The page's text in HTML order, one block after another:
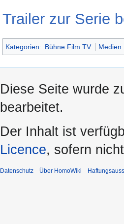
Trailer zur Serie
Kategorien: Bühne Film TV Medien
Diese Seite wurde
bearbeitet.
Der Inhalt ist
Licence, sofern
Datenschutz Über HomoWiki